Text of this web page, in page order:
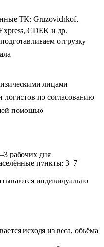
ТК: Gruzovichkof,
CDEK и др.
отгрузку
лицами
по согласованию
помощью
рабочих дня
пункты: 3–7
индивидуально
исходя из веса, объёма